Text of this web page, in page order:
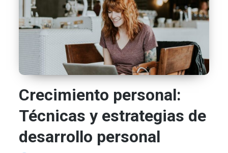
Crecimiento personal:
Técnicas y estrategias de
desarrollo personal